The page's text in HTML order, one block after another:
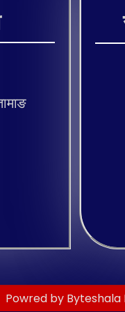
Powred by Byteshala